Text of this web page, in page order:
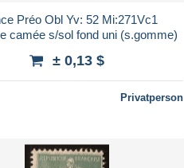
Préo Obl Yv: 52 Mi:271Vc1
camée s/sol fond uni (s.gomme)
± 0,13 $
Privatperson